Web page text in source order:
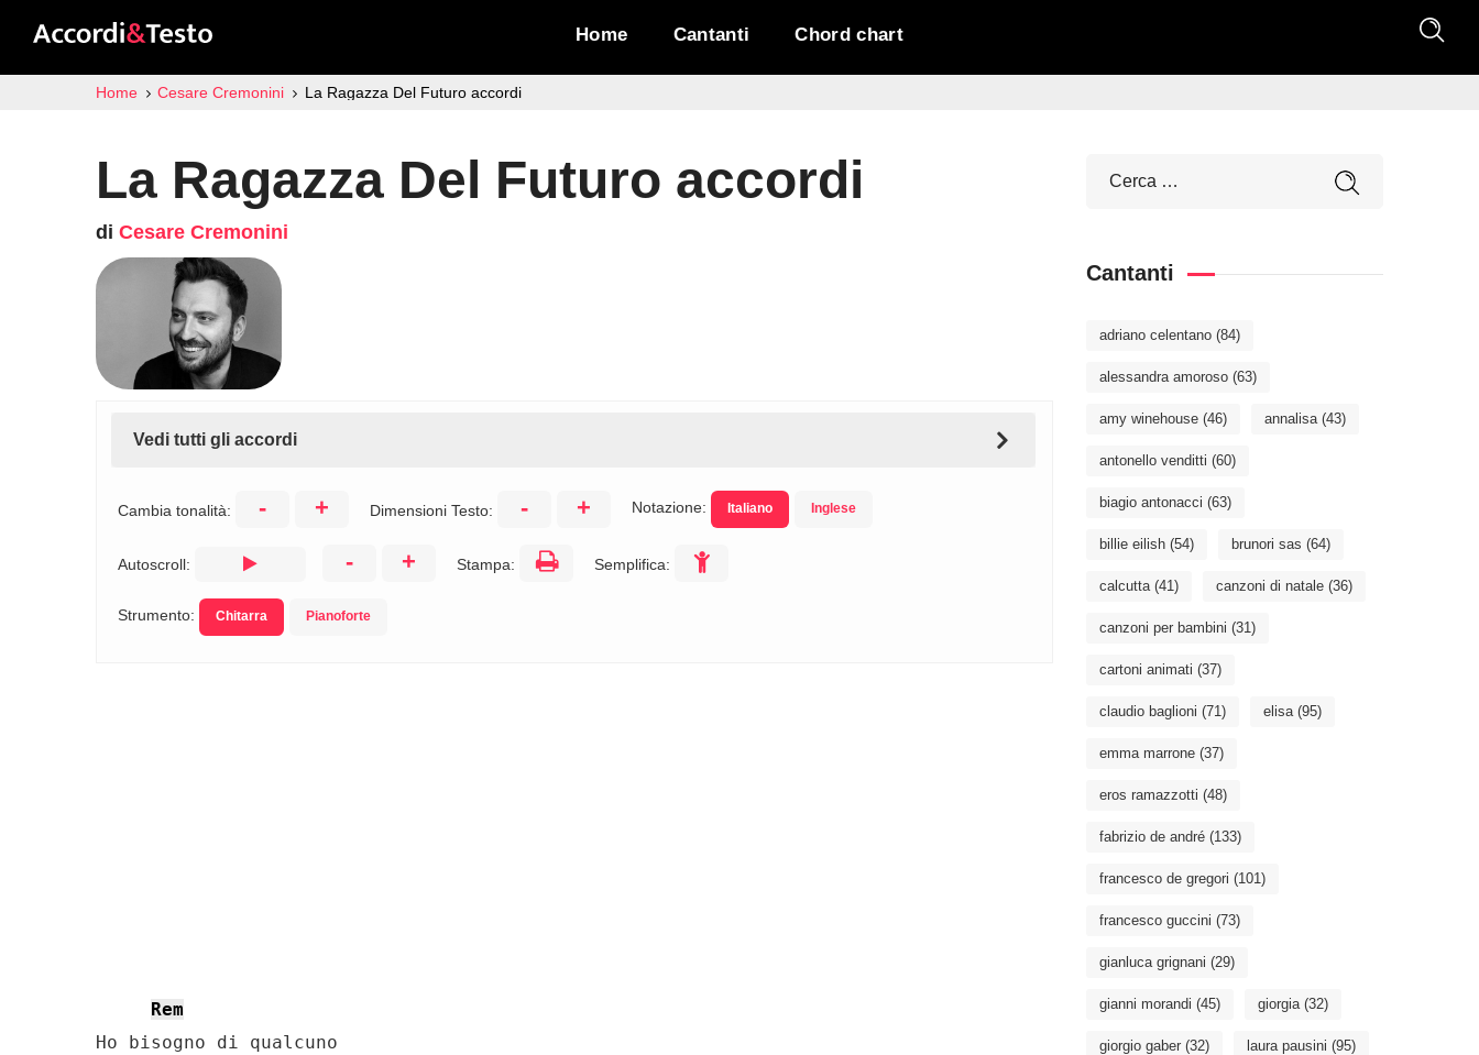
Home Cantanti Chord chart
Home Cesare Cremonini La Ragazza Del Futuro accordi
La Ragazza Del Futuro accordi
di Cesare Cremonini
Vedi tutti gli accordi
Cambia tonalità: - + Dimensioni Testo: - + Notazione: Italiano Inglese
Autoscroll: - + Stampa: Semplifica:
Strumento: Chitarra Pianoforte
Rem
Ho bisogno di qualcuno
Cantanti
adriano celentano (84)
alessandra amoroso (63)
amy winehouse (46) annalisa(43)
antonello venditti (60)
biagio antonacci (63)
billie eilish (54) brunori sas (64)
calcutta(41) canzoni di natale (36)
canzoni per bambini (31)
cartoni animati (37)
claudio baglioni (71) elisa(95)
emma marrone (37)
eros ramazzotti (48)
fabrizio de andré (133)
francesco de gregori (101)
francesco guccini (73)
gianluca grignani (29)
gianni morandi (45) giorgia(32)
giorgio gaber (32) laura pausini (95)